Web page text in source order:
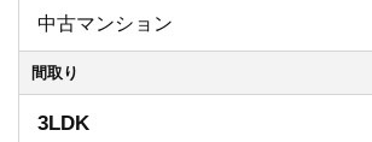
中古マンション
間取り
3LDK